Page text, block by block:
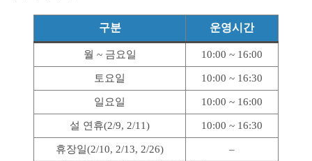
구분 운영시간
월 ~ 금요일 10:00 ~ 16:00
토요일 10:00 ~ 16:30
일요일 10:00 ~ 16:00
설 연휴(2/9, 2/11) 10:00 ~ 16:30
휴장일(2/10, 2/13, 2/26) –